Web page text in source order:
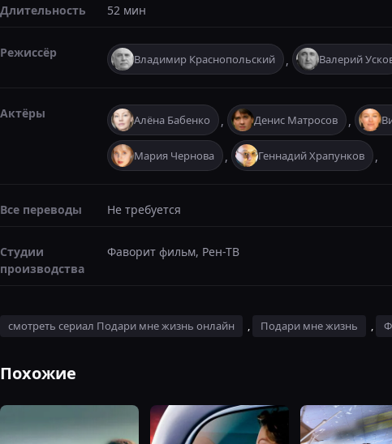
Длительность 52 мин
Режиссёр Владимир Краснопольский , Валерий
Актёры Алёна Бабенко , Денис Матросов ,
Мария Чернова , Геннадий Храпунков ,
Все переводы Не требуется
Студии
производства
Фаворит фильм, Рен-ТВ
смотреть сериал Подари мне жизнь онлайн , Подари мне жизнь ,
Похожие